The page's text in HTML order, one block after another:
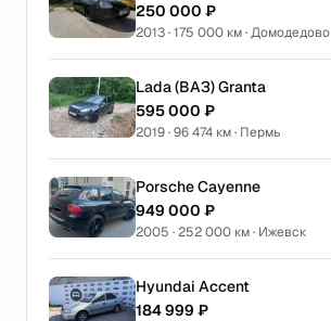
250 000 ₽
2013 · 175 000 км · Домодедово
Lada (ВАЗ) Granta
595 000 ₽
2019 · 96 474 км · Пермь
Porsche Cayenne
949 000 ₽
2005 · 252 000 км · Ижевск
Hyundai Accent
184 999 ₽